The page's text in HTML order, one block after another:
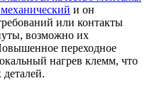
и он
или контакты
возможно их
переходное
нагрев клемм, что
деталей.